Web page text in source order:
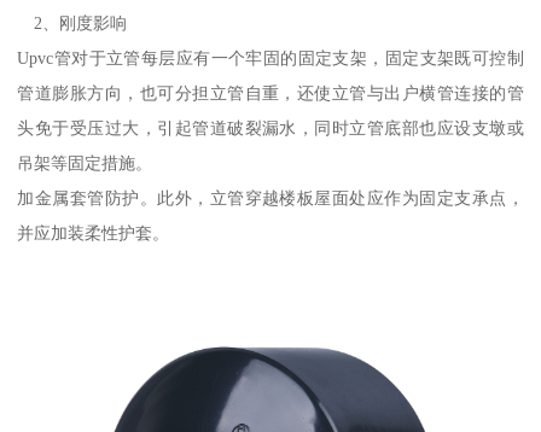
2、刚度影响
Upvc管对于立管每层应有一个牢固的固定支架，固定支架既可控制
管道膨胀方向，也可分担立管自重，还使立管与出户横管连接的管
头免于受压过大，引起管道破裂漏水，同时立管底部也应设支墩或
吊架等固定措施。
加金属套管防护。此外，立管穿越楼板屋面处应作为固定支承点，
并应加装柔性护套。